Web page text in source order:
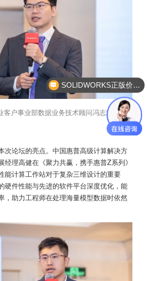
客户事业部数据业务技术顾问冯志文
次论坛的亮点。中国惠普高级计算解决方
经理高健在《聚力共赢，携手惠普Z系列》
能计算工作站对于复杂三维设计的重要
硬件性能与先进的软件平台深度优化，能
，助力工程师在处理海量模型数据时依然
SOLIDWORKS正版价格？